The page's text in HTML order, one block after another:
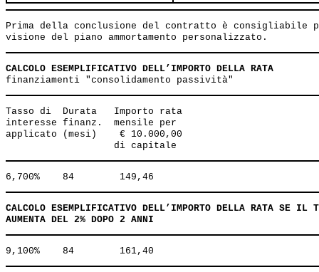
Prima della conclusione del contratto è consigliabile
CALCOLO ESEMPLIFICATIVO DELL’IMPORTO DELLA RATA
Tasso di  Durata   Importo rata
interesse finanz.  mensile per
applicato (mesi)    € 10.000,00
CALCOLO ESEMPLIFICATIVO DELL’IMPORTO DELLA RATA SE IL
AUMENTA DEL 2% DOPO 2 ANNI